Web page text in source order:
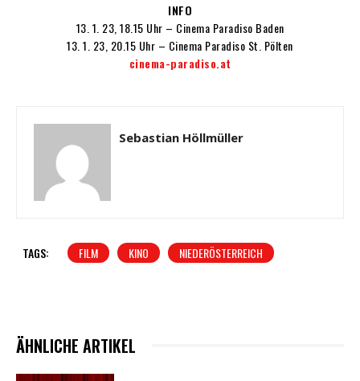
INFO
13. 1. 23, 18.15 Uhr – Cinema Paradiso Baden
13. 1. 23, 20.15 Uhr – Cinema Paradiso St. Pölten
cinema-paradiso.at
Sebastian Höllmüller
TAGS: FILM KINO NIEDERÖSTERREICH
ÄHNLICHE ARTIKEL